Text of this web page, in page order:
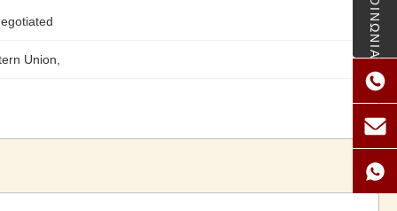
Union,